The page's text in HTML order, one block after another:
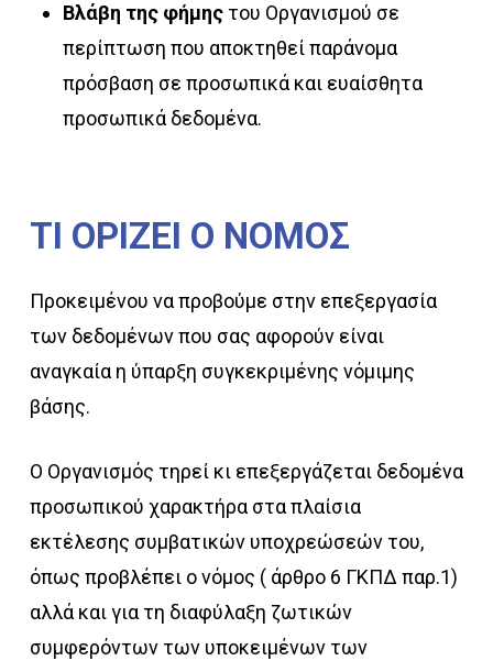
Βλάβη της φήμης του Οργανισμού σε
περίπτωση που αποκτηθεί παράνομα
πρόσβαση σε προσωπικά και ευαίσθητα
προσωπικά δεδομένα.
ΤΙ ΟΡΙΖΕΙ Ο ΝΟΜΟΣ
Προκειμένου να προβούμε στην επεξεργασία
των δεδομένων που σας αφορούν είναι
αναγκαία η ύπαρξη συγκεκριμένης νόμιμης
βάσης.
Ο Οργανισμός τηρεί κι επεξεργάζεται δεδομένα
προσωπικού χαρακτήρα στα πλαίσια
εκτέλεσης συμβατικών υποχρεώσεών του,
όπως προβλέπει ο νόμος ( άρθρο 6 ΓΚΠΔ παρ.1)
αλλά και για τη διαφύλαξη ζωτικών
συμφερόντων των υποκειμένων των